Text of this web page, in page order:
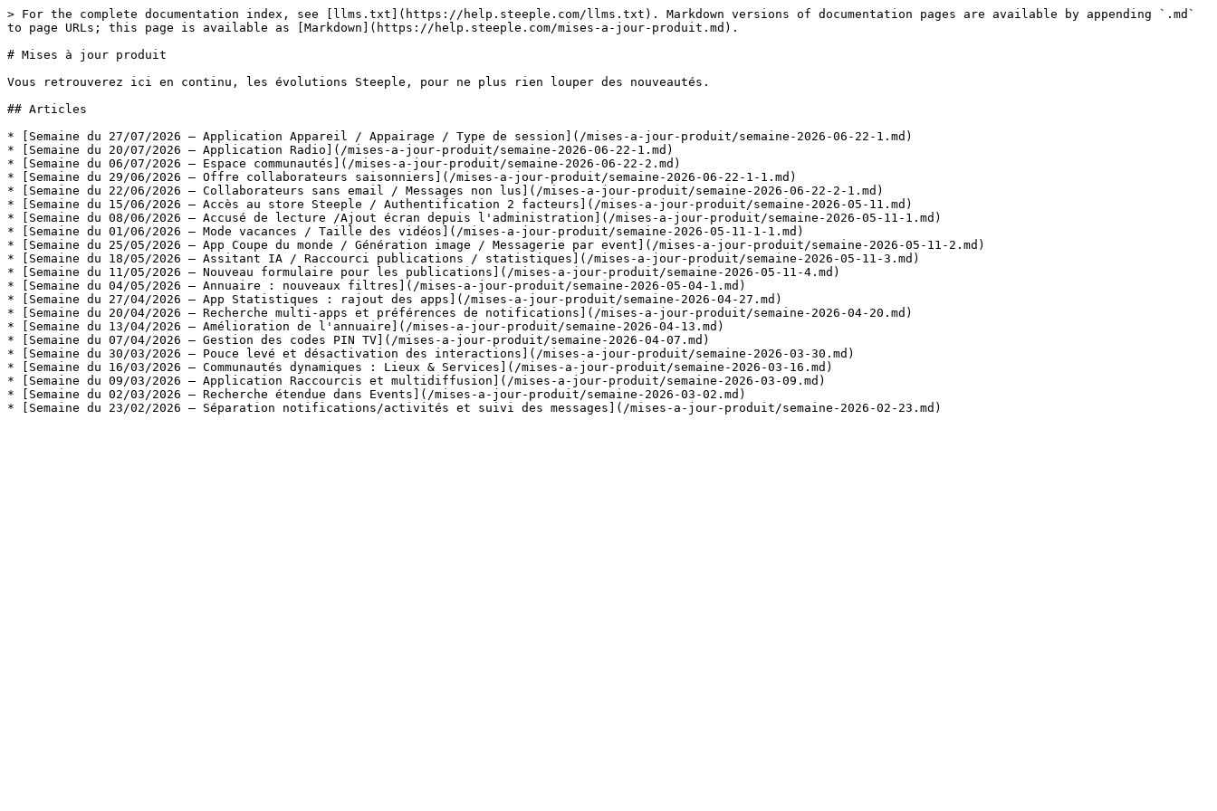
> For the complete documentation index, see [llms.txt](https://help.steeple.com/llms.txt). Markdown versions of documentation pages are available by appending `.md`
to page URLs; this page is available as [Markdown](https://help.steeple.com/mises-a-jour-produit.md).
# Mises à jour produit
Vous retrouverez ici en continu, les évolutions Steeple, pour ne plus rien louper des nouveautés.
## Articles
* [Semaine du 27/07/2026 — Application Appareil / Appairage / Type de session](/mises-a-jour-produit/semaine-2026-06-22-1.md)
* [Semaine du 20/07/2026 — Application Radio](/mises-a-jour-produit/semaine-2026-06-22-1.md)
* [Semaine du 06/07/2026 — Espace communautés](/mises-a-jour-produit/semaine-2026-06-22-2.md)
* [Semaine du 29/06/2026 — Offre collaborateurs saisonniers](/mises-a-jour-produit/semaine-2026-06-22-1-1.md)
* [Semaine du 22/06/2026 — Collaborateurs sans email / Messages non lus](/mises-a-jour-produit/semaine-2026-06-22-2-1.md)
* [Semaine du 15/06/2026 — Accès au store Steeple / Authentification 2 facteurs](/mises-a-jour-produit/semaine-2026-05-11.md)
* [Semaine du 08/06/2026 — Accusé de lecture /Ajout écran depuis l'administration](/mises-a-jour-produit/semaine-2026-05-11-1.md)
* [Semaine du 01/06/2026 — Mode vacances / Taille des vidéos](/mises-a-jour-produit/semaine-2026-05-11-1-1.md)
* [Semaine du 25/05/2026 — App Coupe du monde / Génération image / Messagerie par event](/mises-a-jour-produit/semaine-2026-05-11-2.md)
* [Semaine du 18/05/2026 — Assitant IA / Raccourci publications / statistiques](/mises-a-jour-produit/semaine-2026-05-11-3.md)
* [Semaine du 11/05/2026 — Nouveau formulaire pour les publications](/mises-a-jour-produit/semaine-2026-05-11-4.md)
* [Semaine du 04/05/2026 — Annuaire : nouveaux filtres](/mises-a-jour-produit/semaine-2026-05-04-1.md)
* [Semaine du 27/04/2026 — App Statistiques : rajout des apps](/mises-a-jour-produit/semaine-2026-04-27.md)
* [Semaine du 20/04/2026 — Recherche multi-apps et préférences de notifications](/mises-a-jour-produit/semaine-2026-04-20.md)
* [Semaine du 13/04/2026 — Amélioration de l'annuaire](/mises-a-jour-produit/semaine-2026-04-13.md)
* [Semaine du 07/04/2026 — Gestion des codes PIN TV](/mises-a-jour-produit/semaine-2026-04-07.md)
* [Semaine du 30/03/2026 — Pouce levé et désactivation des interactions](/mises-a-jour-produit/semaine-2026-03-30.md)
* [Semaine du 16/03/2026 — Communautés dynamiques : Lieux & Services](/mises-a-jour-produit/semaine-2026-03-16.md)
* [Semaine du 09/03/2026 — Application Raccourcis et multidiffusion](/mises-a-jour-produit/semaine-2026-03-09.md)
* [Semaine du 02/03/2026 — Recherche étendue dans Events](/mises-a-jour-produit/semaine-2026-03-02.md)